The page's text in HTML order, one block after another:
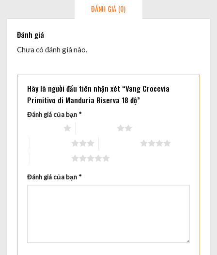
ĐÁNH GIÁ (0)
Đánh giá
Chưa có đánh giá nào.
Hãy là người đầu tiên nhận xét “Vang Crocevia
Primitivo di Manduria Riserva 18 độ”
Đánh giá của bạn *
Đánh giá của bạn *